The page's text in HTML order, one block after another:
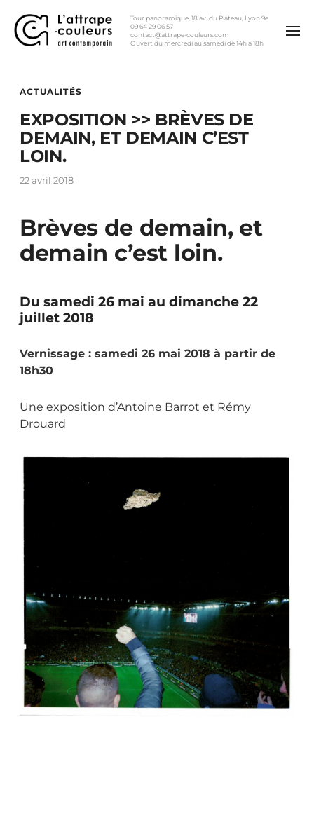
Tour panoramique, 18 av. du Plateau, Lyon 9e
09 64 29 06 57
contact@attrape-couleurs.com
Ouvert du mercredi au samedi de 14h à 18h
ACTUALITÉS
EXPOSITION >> BRÈVES DE
DEMAIN, ET DEMAIN C’EST
LOIN.
22 avril 2018
Brèves de demain, et
demain c’est loin.
Du samedi 26 mai au dimanche 22
juillet 2018
Vernissage : samedi 26 mai 2018 à partir de
18h30
Une exposition d’Antoine Barrot et Rémy
Drouard